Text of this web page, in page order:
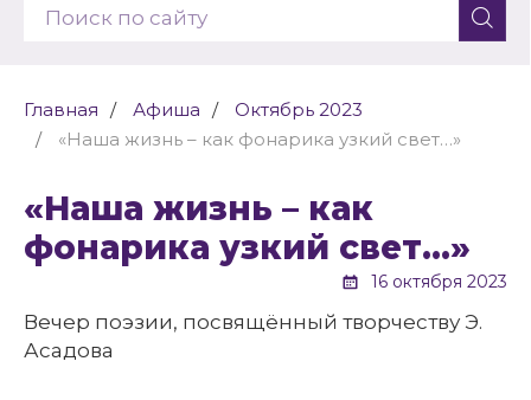
Главная Афиша
Октябрь 2023
«Наша жизнь – как фонарика узкий свет…»
«Наша жизнь – как
фонарика узкий свет…»
16 октября 2023
Вечер поэзии, посвящённый творчеству Э.
Асадова